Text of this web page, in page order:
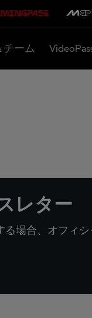
チーム
レター
場合、オフィ